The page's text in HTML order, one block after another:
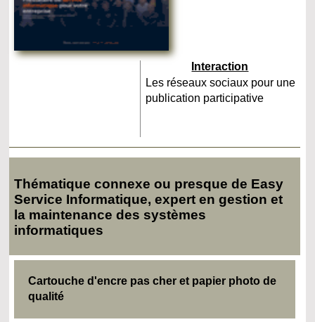
Interaction
Les réseaux sociaux pour une
publication participative
Thématique connexe ou presque de Easy
Service Informatique, expert en gestion et
la maintenance des systèmes
informatiques
Cartouche d'encre pas cher et papier photo de
qualité